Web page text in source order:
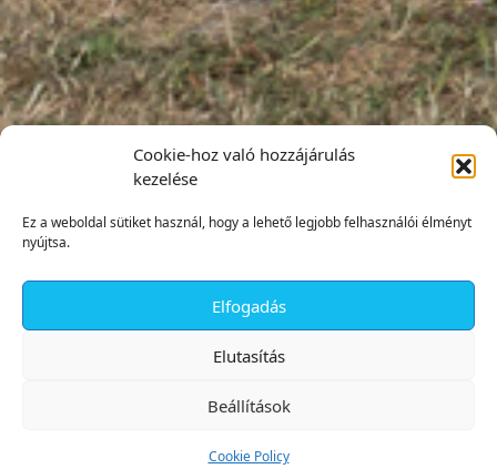
Cookie-hoz való hozzájárulás
kezelése
Ez a weboldal sütiket használ, hogy a lehető legjobb felhasználói élményt
nyújtsa.
Elfogadás
Elutasítás
Beállítások
Cookie Policy
✕